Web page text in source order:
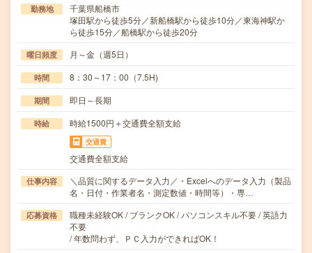
勤務地
千葉県船橋市
塚田駅から徒歩5分／新船橋駅から徒歩10分／東海神駅か
ら徒歩15分／船橋駅から徒歩20分
曜日頻度 月～金（週5日）
時間 8：30～17：00（7.5H)
期間 即日～長期
時給 時給1500円＋交通費全額支給
交通費
交通費全額支給
仕事内容
＼品質に関するデータ入力／・Excelへのデータ入力（製品
名・日付・作業者名・測定数値・時間等）・専…
応募資格
職種未経験OK / ブランクOK / パソコンスキル不要 / 英語力
不要
/ 年数問わず、ＰＣ入力ができればOK！